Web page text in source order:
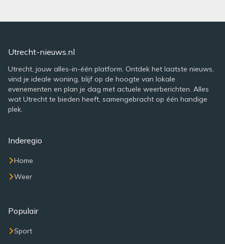
Utrecht-nieuws.nl
Utrecht, jouw alles-in-één platform. Ontdek het laatste nieuws,
vind je ideale woning, blijf op de hoogte van lokale
evenementen en plan je dag met actuele weerberichten. Alles
wat Utrecht te bieden heeft, samengebracht op één handige
plek.
Inderegio
Home
Weer
Populair
Sport